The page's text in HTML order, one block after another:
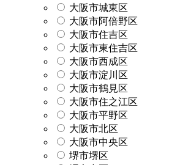
大阪市城東区
大阪市阿倍野区
大阪市住吉区
大阪市東住吉区
大阪市西成区
大阪市淀川区
大阪市鶴見区
大阪市住之江区
大阪市平野区
大阪市北区
大阪市中央区
堺市堺区